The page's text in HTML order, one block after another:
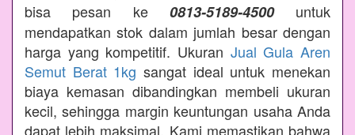
bisa pesan ke 0813-5189-4500untuk
mendapatkan stok dalam jumlah besar dengan
harga yang kompetitif. Ukuran Jual Gula Aren
Semut Berat 1kg sangat ideal untuk menekan
biaya kemasan dibandingkan membeli ukuran
kecil, sehingga margin keuntungan usaha Anda
dapat lebih maksimal. Kami memastikan bahwa